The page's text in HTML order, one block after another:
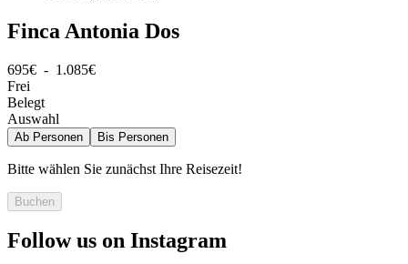
Finca Antonia Dos
695€ - 1.085€
Frei
Belegt
Auswahl
Ab Personen Bis Personen
Bitte wählen Sie zunächst Ihre Reisezeit!
Buchen
Follow us on Instagram